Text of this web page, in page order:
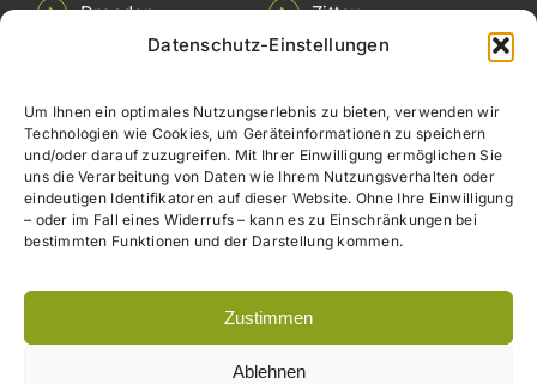
Datenschutz-Einstellungen
Um Ihnen ein optimales Nutzungserlebnis zu bieten, verwenden wir
Technologien wie Cookies, um Geräteinformationen zu speichern
und/oder darauf zuzugreifen. Mit Ihrer Einwilligung ermöglichen Sie
uns die Verarbeitung von Daten wie Ihrem Nutzungsverhalten oder
eindeutigen Identifikatoren auf dieser Website. Ohne Ihre Einwilligung
– oder im Fall eines Widerrufs – kann es zu Einschränkungen bei
bestimmten Funktionen und der Darstellung kommen.
Zustimmen
Ablehnen
Dresden
Rötha
Böhlen
Zwenkau
Zittau
Löbau
Colditz
Meerane
Waldenburg